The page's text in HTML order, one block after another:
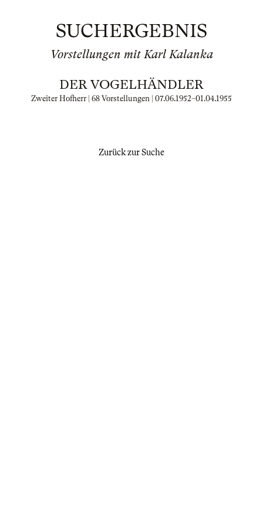
SUCHERGEBNIS
Vorstellungen mit Karl Kalanka
DER VOGELHÄNDLER
Zweiter Hofherr | 68 Vorstellungen | 07.06.1952–01.04.1955
Zurück zur Suche